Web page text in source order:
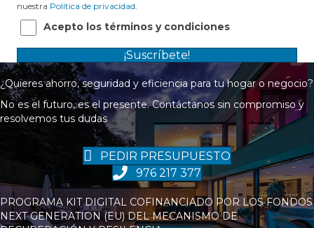
nuestra Política de privacidad.
Acepto los términos y condiciones
¡Suscríbete!
¿Quieres ahorro, seguridad y eficiencia para tu hogar o negocio?
No es el futuro, es el presente. Contáctanos sin compromiso y
resolvemos tus dudas
PEDIR PRESUPUESTO
976 217 377
PROGRAMA KIT DIGITAL COFINANCIADO POR LOS FONDOS
NEXT GENERATION (EU) DEL MECANISMO DE